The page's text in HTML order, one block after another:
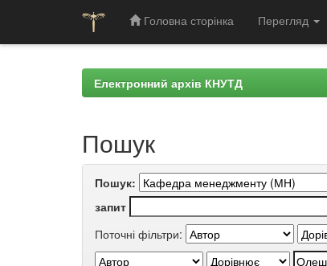
Головна сторінка Перегляд
Електронний архів КНУТД
Пошук
Пошук:
запит
Поточні фільтри: